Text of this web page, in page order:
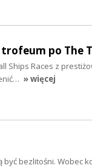
po The
Ships Races z
» więcej
być bezlitośni. Wobec